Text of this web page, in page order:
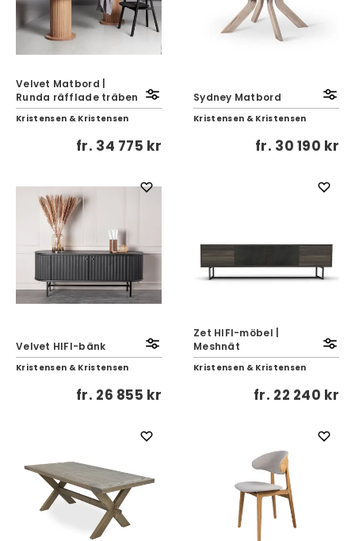
Velvet Matbord |
Runda räfflade träben
Kristensen & Kristensen
fr. 34 775 kr
Sydney Matbord
Kristensen & Kristensen
fr. 30 190 kr
Velvet HIFI-bänk
Kristensen & Kristensen
fr. 26 855 kr
Zet HIFI-möbel |
Meshnät
Kristensen & Kristensen
fr. 22 240 kr